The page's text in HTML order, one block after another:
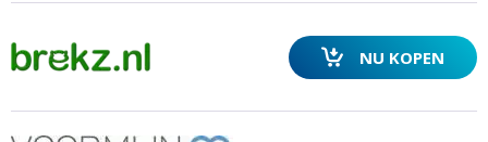
NU KOPEN